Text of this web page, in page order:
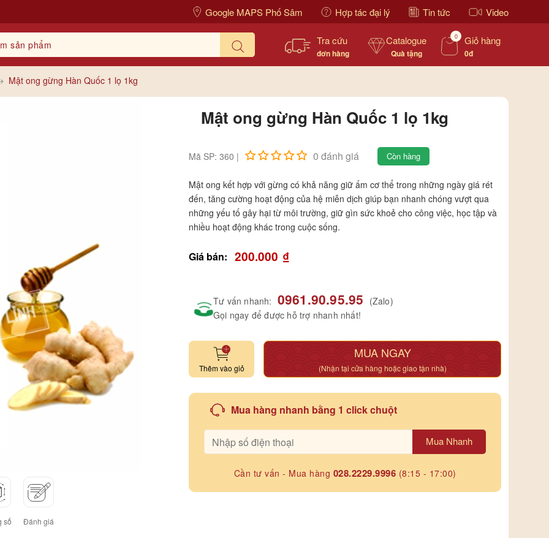
Google MAPS Phố Sâm Hợp tác đại lý Tin tức Video
Tra cứu
đơn hàng
Catalogue
Quà tặng
0 Giỏ hàng
0đ
Mật ong gừng Hàn Quốc 1 lọ 1kg
số Đánh giá
Mật ong gừng Hàn Quốc 1 lọ 1kg
Mã SP: 360 | 0 đánh giá Còn hàng
Mật ong kết hợp với gừng có khả năng giữ ấm cơ thể trong những ngày giá rét
đến, tăng cường hoạt động của hệ miễn dịch giúp bạn nhanh chóng vượt qua
những yếu tố gây hại từ môi trường, giữ gìn sức khoẻ cho công việc, học tập và
nhiều hoạt động khác trong cuộc sống.
Giá bán: 200.000 ₫
Tư vấn nhanh: 0961.90.95.95 (Zalo)
Gọi ngay để được hỗ trợ nhanh nhất!
Thêm vào giỏ
MUA NGAY
(Nhận tại cửa hàng hoặc giao tận nhà)
Mua hàng nhanh bằng 1 click chuột
Mua Nhanh
Cần tư vấn - Mua hàng 028.2229.9996 (8:15 - 17:00)